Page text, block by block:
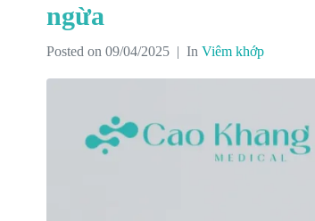
ngừa
Posted on 09/04/2025 In Viêm khớp